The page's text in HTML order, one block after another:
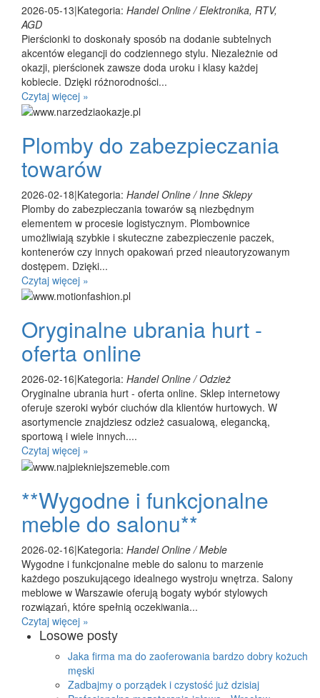
2026-05-13|Kategoria: Handel Online / Elektronika, RTV,
AGD
Pierścionki to doskonały sposób na dodanie subtelnych
akcentów elegancji do codziennego stylu. Niezależnie od
okazji, pierścionek zawsze doda uroku i klasy każdej
kobiecie. Dzięki różnorodności...
Czytaj więcej »
Plomby do zabezpieczania
towarów
2026-02-18|Kategoria: Handel Online / Inne Sklepy
Plomby do zabezpieczania towarów są niezbędnym
elementem w procesie logistycznym. Plombownice
umożliwiają szybkie i skuteczne zabezpieczenie paczek,
kontenerów czy innych opakowań przed nieautoryzowanym
dostępem. Dzięki...
Czytaj więcej »
Oryginalne ubrania hurt -
oferta online
2026-02-16|Kategoria: Handel Online / Odzież
Oryginalne ubrania hurt - oferta online. Sklep internetowy
oferuje szeroki wybór ciuchów dla klientów hurtowych. W
asortymencie znajdziesz odzież casualową, elegancką,
sportową i wiele innych....
Czytaj więcej »
**Wygodne i funkcjonalne
meble do salonu**
2026-02-16|Kategoria: Handel Online / Meble
Wygodne i funkcjonalne meble do salonu to marzenie
każdego poszukującego idealnego wystroju wnętrza. Salony
meblowe w Warszawie oferują bogaty wybór stylowych
rozwiązań, które spełnią oczekiwania...
Czytaj więcej »
Losowe posty
Jaka firma ma do zaoferowania bardzo dobry kożuch
męski
Zadbajmy o porządek i czystość już dzisiaj